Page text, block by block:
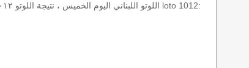
اللوتو اللبناني اليوم الخميس ، نتيجة اللوتو ١٠١٢ نتائج آخر سحب في اللوتو اللبناني، أي نتائج اللوتو رقم السحب 1012 اليوم الخميس 2012-08-09 loto 1012: